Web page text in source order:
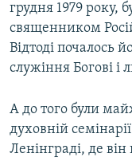
грудня 1979 року,
священником
Відтоді почалось
служіння Богові і
А до того були
духовній
Ленінграді, де